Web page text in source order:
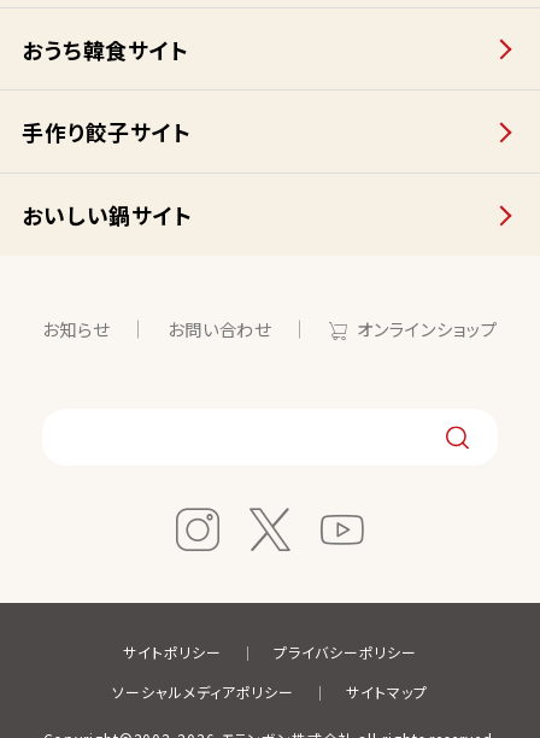
おうち韓食サイト
手作り餃子サイト
おいしい鍋サイト
お知らせ お問い合わせ オンラインショップ
サイトポリシー
プライバシーポリシー
ソーシャルメディアポリシー
サイトマップ